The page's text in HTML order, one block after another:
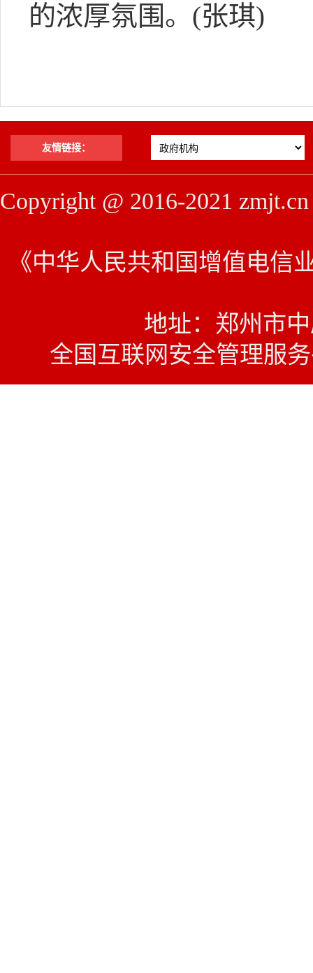
的浓厚氛围。(张琪)
友情链接：
Copyright @ 2016-2021
《中华人民共和国增值电信
地址：郑州市
全国互联网安全管理服